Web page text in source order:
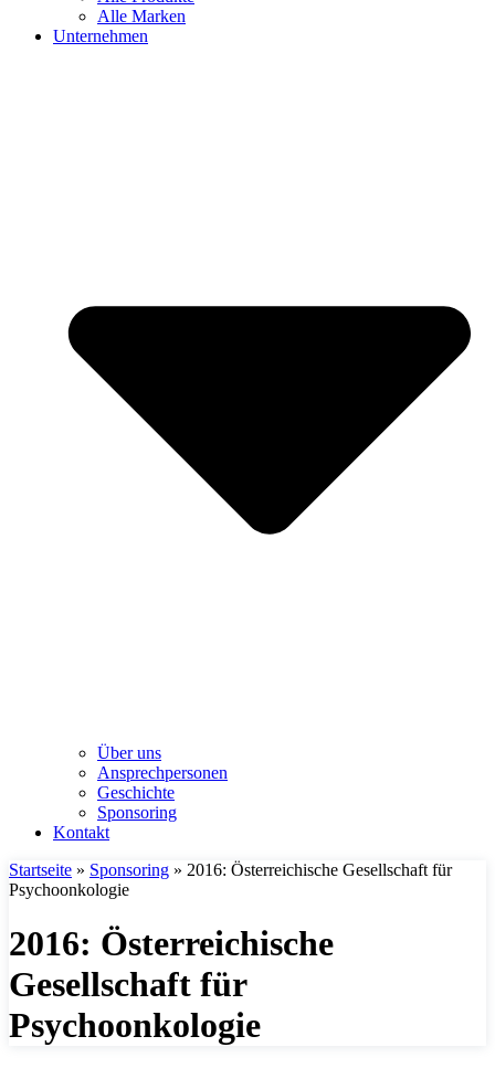
Alle Marken
Unternehmen
Über uns
Ansprechpersonen
Geschichte
Sponsoring
Kontakt
Startseite » Sponsoring » 2016: Österreichische Gesellschaft für
Psychoonkologie
2016: Österreichische
Gesellschaft für
Psychoonkologie